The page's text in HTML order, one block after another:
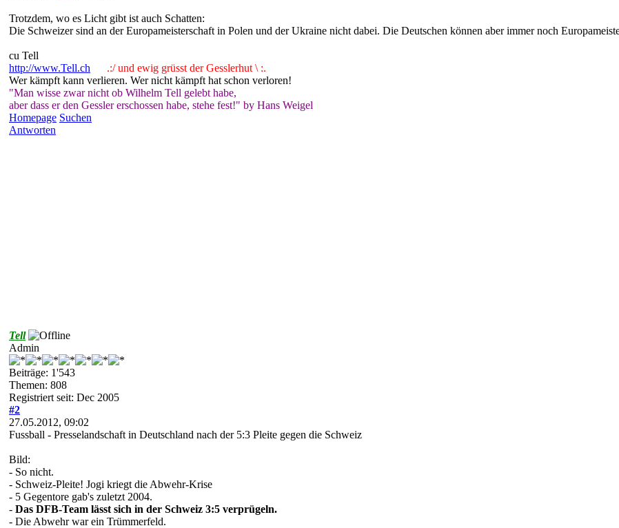
Trotzdem, wo es Licht gibt ist auch Schatten:
Die Schweizer sind an der Europameisterschaft in Polen und der Ukraine nicht dabei. Die Deutschen können aber immer noch
cu Tell
http://www.Tell.ch
.:/ und ewig grüsst der Gesslerhut \ :.
Wer kämpft kann verlieren. Wer nicht kämpft hat schon verloren!
"Man wisse zwar nicht ob Wilhelm Tell gelebt habe,
aber dass er den Gessler erschossen habe, stehe fest!" by Hans Weigel
Homepage Suchen
Antworten
Tell
Admin
Beiträge: 1'543
Themen: 808
Registriert seit: Dec 2005
#2
27.05.2012, 09:02
Fussball - Presselandschaft in Deutschland nach der 5:3 Pleite gegen die Schweiz
Bild:
- So nicht.
- Schweiz-Pleite! Jogi kriegt die Abwehr-Krise
- 5 Gegentore gab's zuletzt 2004.
- Das DFB-Team lässt sich in der Schweiz 3:5 verprügeln.
- Die Abwehr war ein Trümmerfeld.